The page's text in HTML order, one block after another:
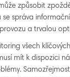
způsobit
správa
a trvalou
všech
mít k dispozici